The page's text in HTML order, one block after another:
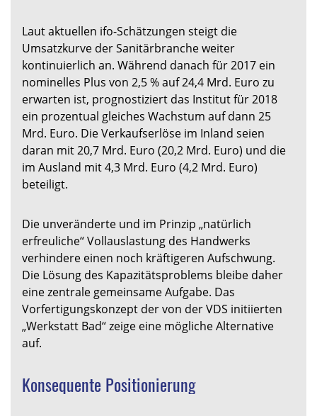
Laut aktuellen ifo-Schätzungen steigt die
Umsatzkurve der Sanitärbranche weiter
kontinuierlich an. Während danach für 2017 ein
nominelles Plus von 2,5 % auf 24,4 Mrd. Euro zu
erwarten ist, prognostiziert das Institut für 2018
ein prozentual gleiches Wachstum auf dann 25
Mrd. Euro. Die Verkaufserlöse im Inland seien
daran mit 20,7 Mrd. Euro (20,2 Mrd. Euro) und die
im Ausland mit 4,3 Mrd. Euro (4,2 Mrd. Euro)
beteiligt.
Die unveränderte und im Prinzip „natürlich
erfreuliche“ Vollauslastung des Handwerks
verhindere einen noch kräftigeren Aufschwung.
Die Lösung des Kapazitätsproblems bleibe daher
eine zentrale gemeinsame Aufgabe. Das
Vorfertigungskonzept der von der VDS initiierten
„Werkstatt Bad“ zeige eine mögliche Alternative
auf.
Konsequente Positionierung